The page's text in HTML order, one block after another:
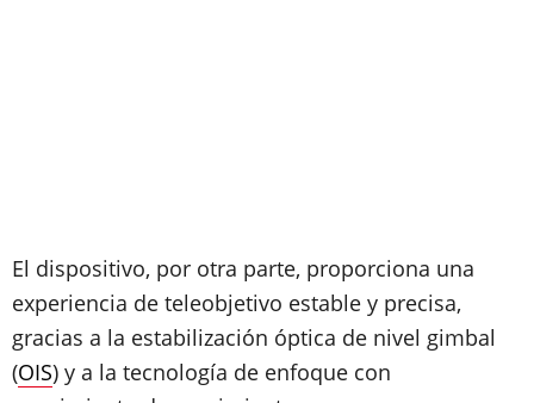
El dispositivo, por otra parte, proporciona una
experiencia de teleobjetivo estable y precisa,
gracias a la estabilización óptica de nivel gimbal
(OIS) y a la tecnología de enfoque con